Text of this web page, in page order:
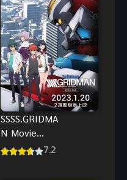
SSSS.GRIDMA
N Movie
พากย์ไทย อนิ
7.2